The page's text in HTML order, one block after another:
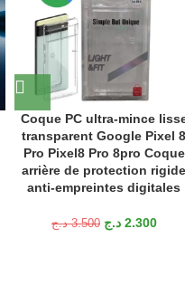
Coque PC ultra-mince
transparent Google Pixel
Pro Pixel8 Pro 8pro Coque
arrière de protection
anti-empreintes digitales
3.500 د.ج 2.300 د.ج